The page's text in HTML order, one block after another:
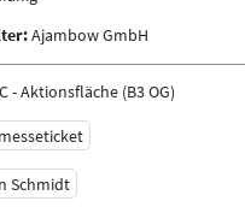
| Ärzte | Management
Ajambow GmbH
- Aktionsfläche (B3 OG)
Schmidt